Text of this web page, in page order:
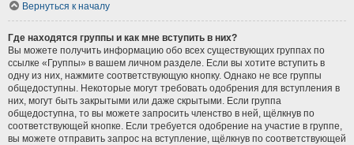
Вернуться к началу
Где находятся группы и как мне вступить в них?
Вы можете получить информацию обо всех существующих группах по
ссылке «Группы» в вашем личном разделе. Если вы хотите вступить в
одну из них, нажмите соответствующую кнопку. Однако не все группы
общедоступны. Некоторые могут требовать одобрения для вступления в
них, могут быть закрытыми или даже скрытыми. Если группа
общедоступна, то вы можете запросить членство в ней, щёлкнув по
соответствующей кнопке. Если требуется одобрение на участие в группе,
вы можете отправить запрос на вступление, щёлкнув по соответствующей